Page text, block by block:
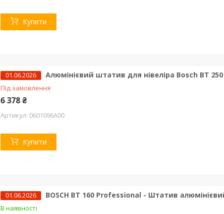
Купити
01.06.2026 Алюмінієвий штатив для нівеліра Bosch BT
Під замовлення
6 378 ₴
0601096A00
Купити
01.06.2026 BOSCH BT 160 Professional - Штатив
В наявності